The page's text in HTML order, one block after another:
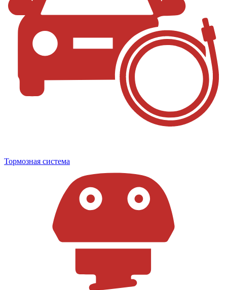
Тормозная система